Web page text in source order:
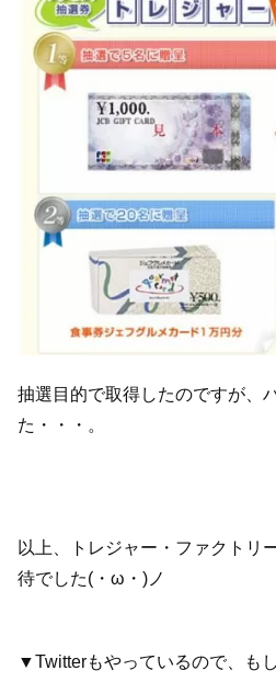
抽選目的で取得したのですが、
た・・・。
以上、トレジャー・ファクトリ
待でした(・ω・)ノ
▼Twitterもやっているので、も